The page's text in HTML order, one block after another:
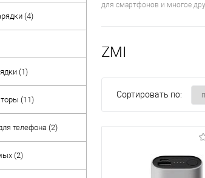
(4)
(1)
(11)
телефона (2)
(2)
для смартфонов и многое
ZMI
Сортировать по: